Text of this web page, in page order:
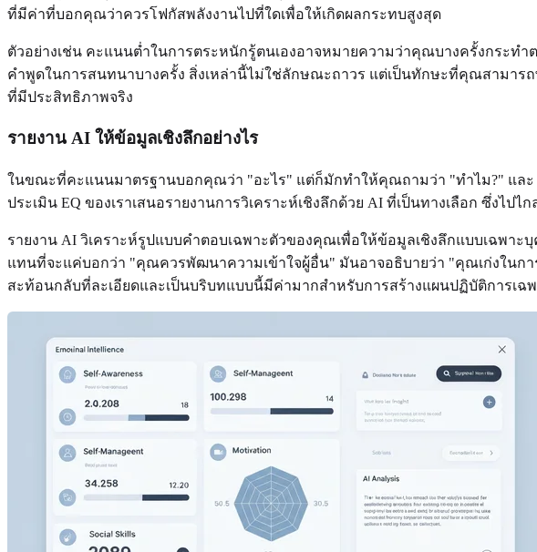
ที่มีค่าที่บอกคุณว่าควรโฟกัสพลังงานไปที่ใดเพื่อให้เกิดผลกระทบสูงสุด
ตัวอย่างเช่น คะแนนต่ำในการตระหนักรู้ตนเองอาจหมายความว่าคุณบางครั้งกระ
คำพูดในการสนทนาบางครั้ง สิ่งเหล่านี้ไม่ใช่ลักษณะถาวร แต่เป็นทักษะที่คุณสามา
ที่มีประสิทธิภาพจริง
รายงาน AI ให้ข้อมูลเชิงลึกอย่างไร
ในขณะที่คะแนนมาตรฐานบอกคุณว่า "อะไร" แต่ก็มักทำให้คุณถามว่า "ทำไม?" และ
ประเมิน EQ ของเราเสนอรายงานการวิเคราะห์เชิงลึกด้วย AI ที่เป็นทางเลือก ซึ่งไปไ
รายงาน AI วิเคราะห์รูปแบบคำตอบเฉพาะตัวของคุณเพื่อให้ข้อมูลเชิงลึกแบบเฉ
แทนที่จะแค่บอกว่า "คุณควรพัฒนาความเข้าใจผู้อื่น" มันอาจอธิบายว่า "คุณเก่งในก
สะท้อนกลับที่ละเอียดและเป็นบริบทแบบนี้มีค่ามากสำหรับการสร้างแผนปฏิบัติการเ